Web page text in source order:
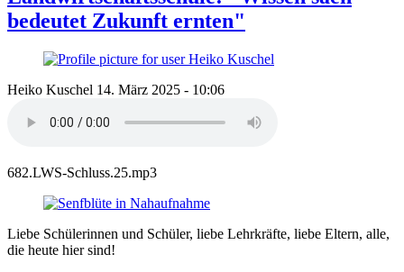
bedeutet Zukunft ernten"
Heiko Kuschel 14. März 2025 - 10:06
682.LWS-Schluss.25.mp3
Liebe Schülerinnen und Schüler, liebe Lehrkräfte, liebe Eltern, alle,
die heute hier sind!